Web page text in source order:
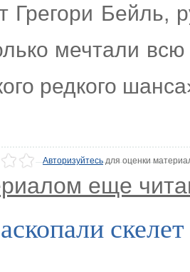
Грегори Бейль,
мечтали
редкого
Авторизуйтесьдля оценки
еще